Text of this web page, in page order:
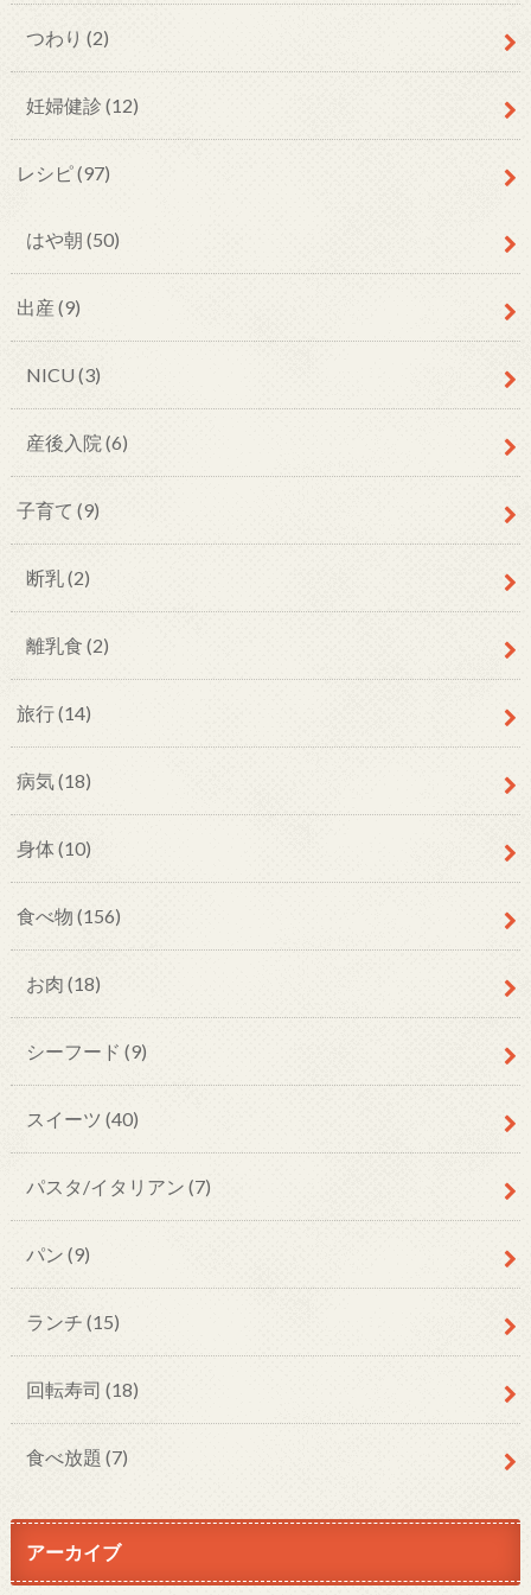
つわり (2)
妊婦健診 (12)
レシピ(97)
はや朝 (50)
出産 (9)
NICU(3)
産後入院 (6)
子育て (9)
断乳 (2)
離乳食 (2)
旅行(14)
病気(18)
身体 (10)
食べ物 (156)
お肉 (18)
シーフード (9)
スイーツ (40)
パスタ/イタリアン (7)
パン (9)
ランチ (15)
回転寿司 (18)
食べ放題 (7)
アーカイブ